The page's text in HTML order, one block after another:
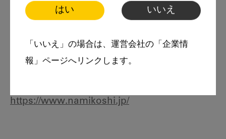
はい いいえ
「いいえ」の場合は、運営会社の「企業情
報」ページへリンクします。
『季節の中の診療室にて』『このまま使えるDr.
きる本』（ともにクインテッセンス出版）があ
る。
https://www.namikoshi.jp/